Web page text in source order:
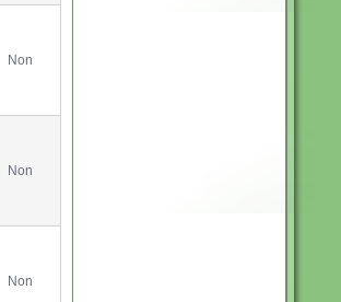
Non
Non
Non